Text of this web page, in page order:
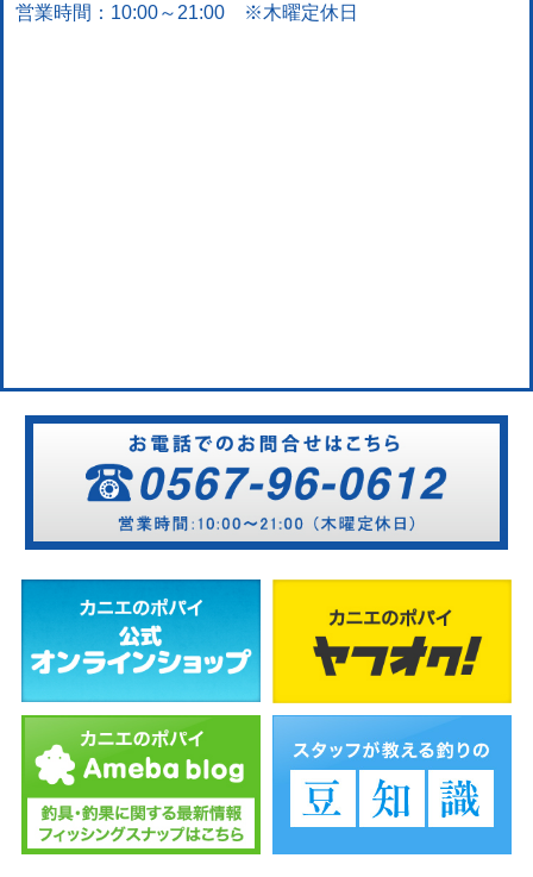
営業時間：10:00～21:00 ※木曜定休日